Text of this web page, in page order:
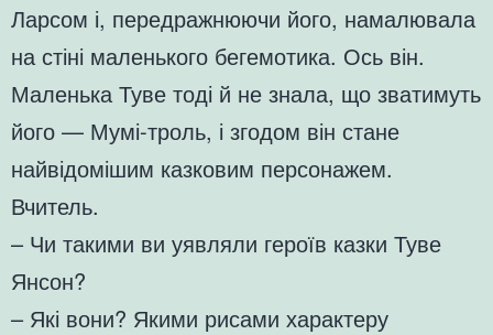
Ларсом і, передражнюючи його, намалювала
на стіні маленького бегемотика. Ось він.
Маленька Туве тоді й не знала, що зватимуть
його — Мумі-троль, і згодом він стане
найвідомішим казковим персонажем.
Вчитель.
– Чи такими ви уявляли героїв казки Туве
Янсон?
– Які вони? Якими рисами характеру